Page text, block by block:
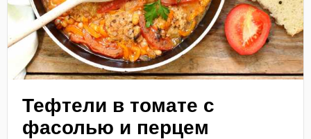
Тефтели в томате с
фасолью и перцем